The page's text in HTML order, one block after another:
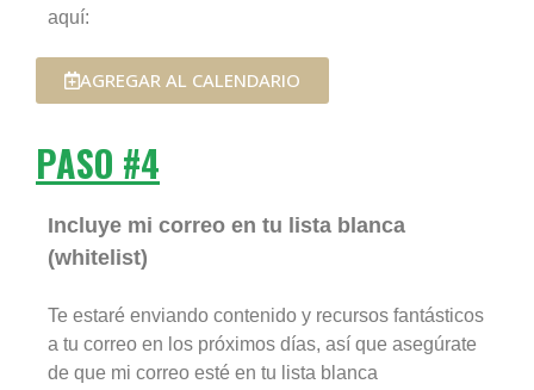
aquí:
AGREGAR AL CALENDARIO
PASO #4
Incluye mi correo en tu lista blanca
(whitelist)
Te estaré enviando contenido y recursos fantásticos
a tu correo en los próximos días, así que asegúrate
de que mi correo esté en tu lista blanca